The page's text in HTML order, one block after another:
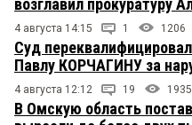
возглавил прокуратуру
4 августа 14:15 1 1206
Суд
Павлу КОРЧАГИНУ за
4 августа 12:12 19 1935
В Омскую область